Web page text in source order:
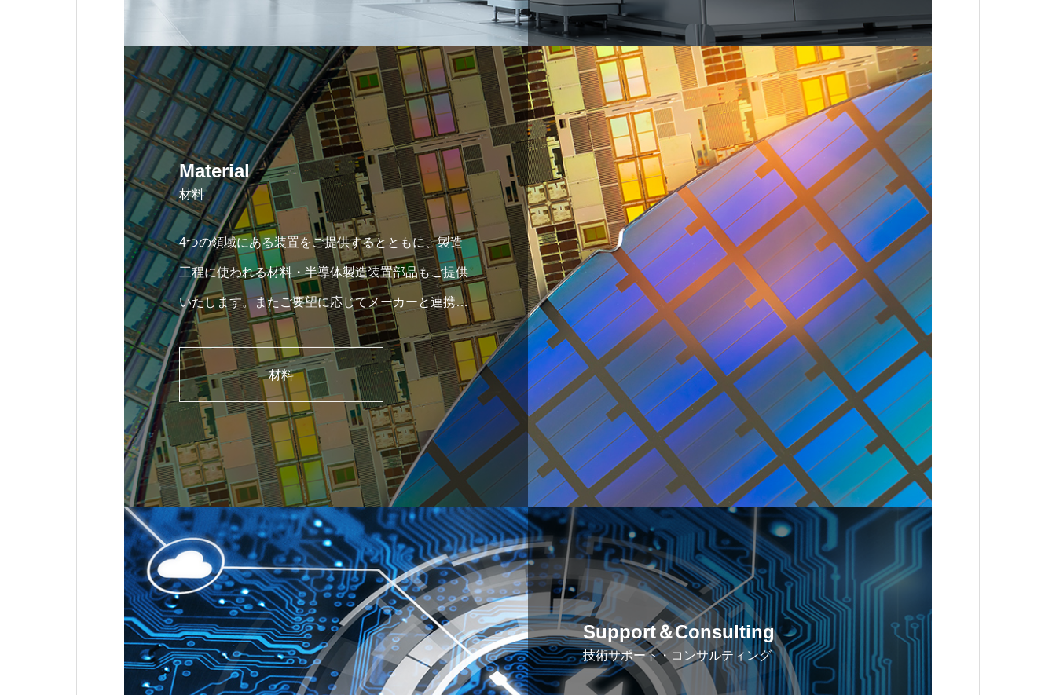
Material
材料
4つの領域にある装置をご提供するとともに、製造
工程に使われる材料・半導体製造装置部品もご提供
いたします。またご要望に応じてメーカーと連携し
新規開発も行っています。
材料
Support＆Consulting
技術サポート・コンサルティング